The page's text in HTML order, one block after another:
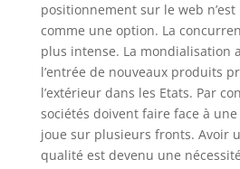
positionnement sur le web
comme une option. La
plus intense. La mondialisation
l’entrée de nouveaux produits
l’extérieur dans les Etats. Par
sociétés doivent faire face à
joue sur plusieurs fronts. Avoir
qualité est devenu une